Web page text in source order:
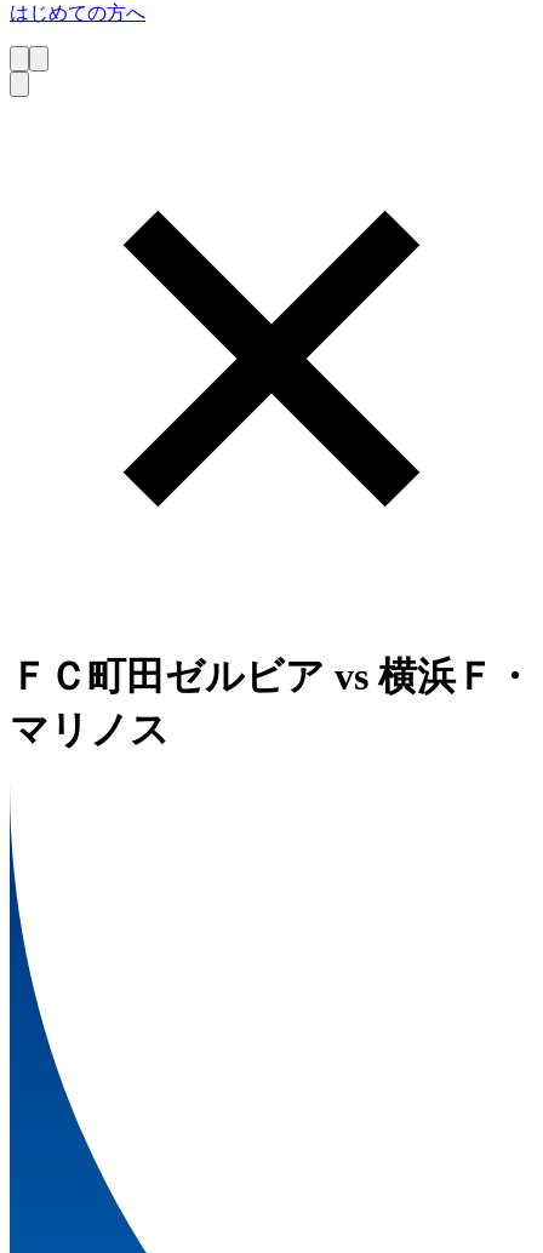
はじめての方へ
ＦＣ町田ゼルビア vs横浜Ｆ・
マリノス